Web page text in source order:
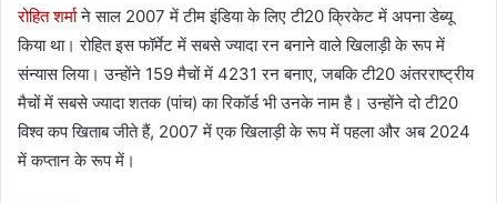
रोहित शर्माने साल 2007 में टीम इंडिया के लिए टी20 क्रिकेट में अपना डेब्यू
किया था। रोहित इस फॉर्मेट में सबसे ज्यादा रन बनाने वाले खिलाड़ी के रूप में
संन्यास लिया। उन्होंने 159 मैचों में 4231 रन बनाए, जबकि टी20 अंतरराष्ट्रीय
मैचों में सबसे ज्यादा शतक (पांच) का रिकॉर्ड भी उनके नाम है। उन्होंने दो टी20
विश्व कप खिताब जीते हैं, 2007 में एक खिलाड़ी के रूप में पहला और अब 2024
में कप्तान के रूप में।